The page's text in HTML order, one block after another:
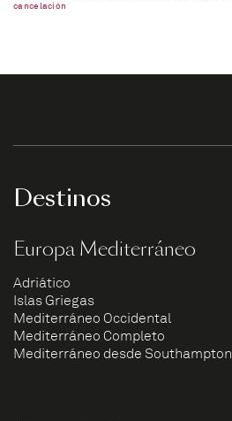
cancelación
Destinos
Europa Mediterráneo
Adriático
Islas Griegas
Mediterráneo Occidental
Mediterráneo Completo
Mediterráneo desde Southampton